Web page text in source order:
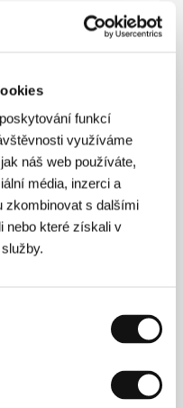
funkcí
využíváme
náš web používáte,
média, inzerci a
zkombinovat s dalšími
nebo které získali v
City) absolvoval
filmovou režii na
Jeho
či Sundance.